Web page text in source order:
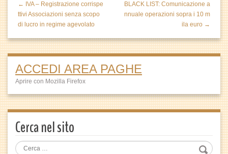
← IVA – Registrazione corrispe
ttivi Associazioni senza scopo
di lucro in regime agevolato
BLACK LIST: Comunicazione a
nnuale operazioni sopra i 10 m
ila euro →
ACCEDI AREA PAGHE
Aprire con Mozilla Firefox
Cerca nel sito